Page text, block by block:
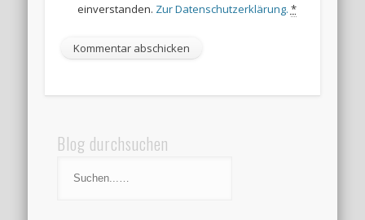
einverstanden. Zur Datenschutzerklärung. *
Blog durchsuchen